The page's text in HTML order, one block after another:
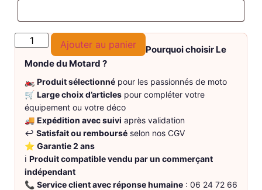
Ajouter au panier
Pourquoi choisir Le
Monde du Motard ?
🏍️ Produit sélectionné pour les passionnés de moto
🛒 Large choix d’articles pour compléter votre
équipement ou votre déco
🚚 Expédition avec suivi après validation
↩️ Satisfait ou remboursé selon nos CGV
⭐ Garantie 2 ans
ℹ️ Produit compatible vendu par un commerçant
indépendant
📞 Service client avec réponse humaine : 06 24 72 66